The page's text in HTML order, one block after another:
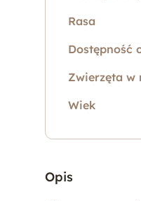
Rasa
Dostępność
Zwierzęta w
Wiek
Opis